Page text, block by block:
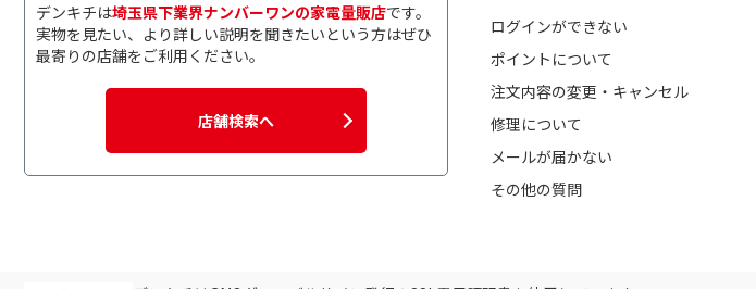
デンキチは埼玉県下業界ナンバーワンの家電量販店です。
実物を見たい、より詳しい説明を聞きたいという方はぜひ
最寄りの店舗をご利用ください。
店舗検索へ
ログインができない
ポイントについて
注文内容の変更・キャンセル
修理について
メールが届かない
その他の質問